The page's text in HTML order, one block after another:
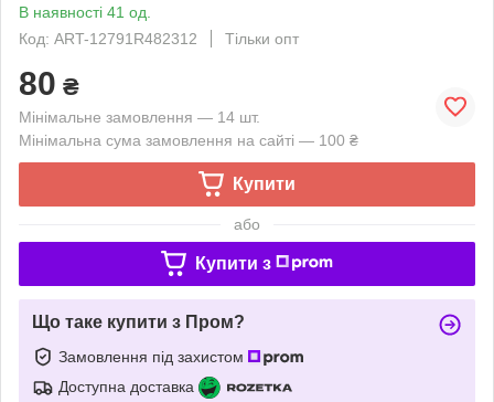
В наявності 41 од.
Код: ART-12791R482312
Тільки опт
80 ₴
Мінімальне замовлення — 14 шт.
Мінімальна сума замовлення на сайті — 100 ₴
Купити
або
Купити з
Що таке купити з Пром?
Замовлення під захистом
Доступна доставка